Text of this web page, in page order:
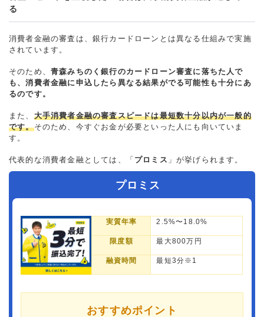
る
消費者金融の審査は、銀行カードローンとは異なる仕組みで実施
されています。
そのため、 青森みちのく銀行のカードローン審査に落ちた人で
も、消費者金融に申込したら異なる結果がでる可能性も十分にあ
るのです。
また、 大手消費者金融の審査スピードは最短数十分以内が一般的
です。そのため、今すぐお金が必要といった人にも向いていま
す。
代表的な消費者金融としては、「 プロミス 」が挙げられます。
プロミス
実質年率 2.5%〜18.0%
限度額 最大800万円
融資時間 最短3分※1
おすすめポイント